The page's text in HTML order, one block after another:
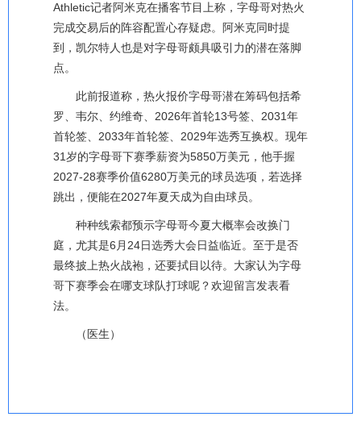
Athletic记者阿米克在播客节目上称，字母哥对热火
完成交易后的阵容配置心存疑虑。阿米克同时提
到，凯尔特人也是对字母哥颇具吸引力的潜在落脚
点。
此前报道称，热火报价字母哥潜在筹码包括希
罗、韦尔、约维奇、2026年首轮13号签、2031年
首轮签、2033年首轮签、2029年选秀互换权。现年
31岁的字母哥下赛季薪资为5850万美元，他手握
2027-28赛季价值6280万美元的球员选项，若选择
跳出，便能在2027年夏天成为自由球员。
种种线索都预示字母哥今夏大概率会改换门
庭，尤其是6月24日选秀大会日益临近。至于是否
最终披上热火战袍，还要拭目以待。大家认为字母
哥下赛季会在哪支球队打球呢？欢迎留言发表看
法。
（医生）